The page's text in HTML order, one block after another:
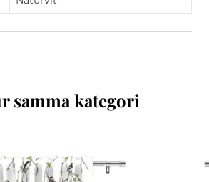
samma kategori